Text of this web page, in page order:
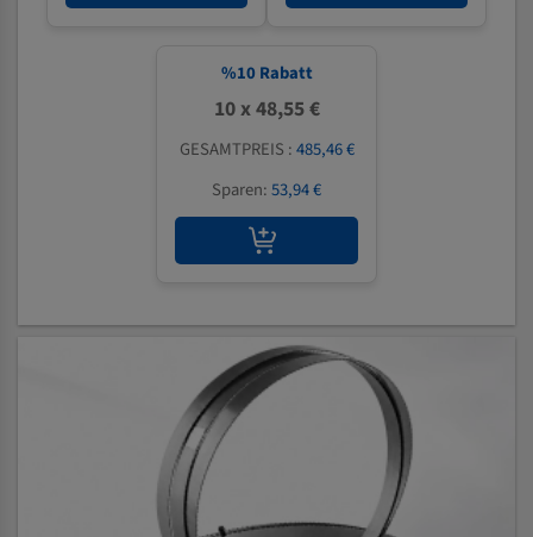
%10 Rabatt
10 x 48,55 €
GESAMTPREIS :485,46 €
Sparen:53,94 €